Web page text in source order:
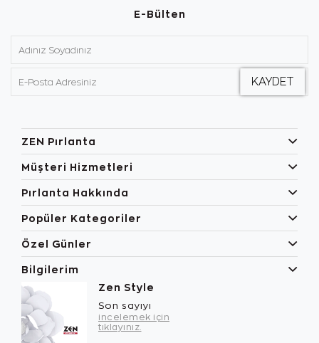
E-Bülten
ZEN Pırlanta
Müşteri Hizmetleri
Pırlanta Hakkında
Popüler Kategoriler
Özel Günler
Bilgilerim
Zen Style
Son sayıyı
incelemek için
tıklayınız.